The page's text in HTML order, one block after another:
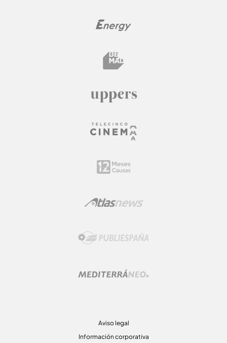
Aviso legal
Información corporativa